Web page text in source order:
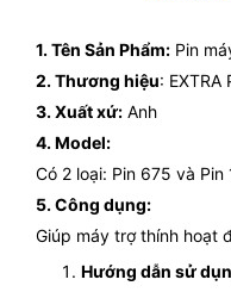
1. Tên Sản Phẩm: Pin
2. Thương hiệu: EXTRA
3. Xuất xứ: Anh
4. Model:
Có 2 loại: Pin 675 và Pin
5. Công dụng:
Giúp máy trợ thính hoạt
Hướng dẫn sử